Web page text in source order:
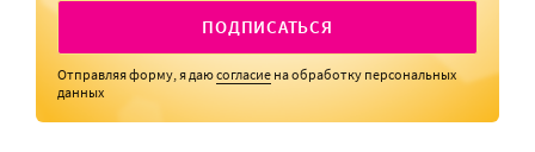
ПОДПИСАТЬСЯ
Отправляя форму, я даюсогласие на обработку персональных
данных